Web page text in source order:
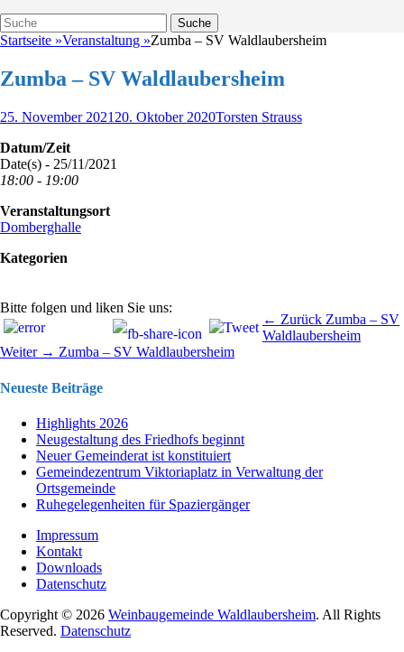
Suche
Suche
nach:
Startseite »Veranstaltung »Zumba – SV Waldlaubersheim
Zumba – SV Waldlaubersheim
Veröffentlicht
25. November 2021 20. Oktober 2020Autor
Torsten Strauss
Datum/Zeit
Date(s) - 25/11/2021
18:00 - 19:00
Veranstaltungsort
Domberghalle
Kategorien
Bitte folgen und liken Sie uns:
Beitragsnavigation ← Zurück
Beitrag:
Zumba – SV
Waldlaubersheim
Weiter → Nächster
Zumba – SV Waldlaubersheim
Neueste Beiträge
Highlights 2026
Neugestaltung des Friedhofs beginnt
Neuer Gemeinderat ist konstituiert
Gemeindezentrum Viktoriaplatz in Verwaltung der
Ortsgemeinde
Ruhegelegenheiten für Spaziergänger
Impressum
Kontakt
Downloads
Datenschutz
Copyright © 2026 Weinbaugemeinde Waldlaubersheim. All Rights
Reserved. Datenschutz